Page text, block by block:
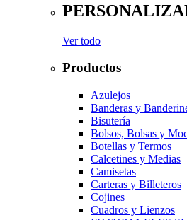
Ver todo
Productos
Azulejos
Banderas y
Bisutería
Bolsos, Bolsas y
Botellas y Termos
Calcetines y Medias
Camisetas
Carteras y Billeteros
Cojines
Cuadros y Lienzos